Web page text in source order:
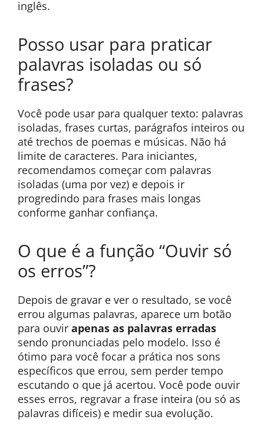
inglês.
Posso usar para praticar
palavras isoladas ou só
frases?
Você pode usar para qualquer texto: palavras
isoladas, frases curtas, parágrafos inteiros ou
até trechos de poemas e músicas. Não há
limite de caracteres. Para iniciantes,
recomendamos começar com palavras
isoladas (uma por vez) e depois ir
progredindo para frases mais longas
conforme ganhar confiança.
O que é a função “Ouvir só
os erros”?
Depois de gravar e ver o resultado, se você
errou algumas palavras, aparece um botão
para ouvir apenas as palavras erradas
sendo pronunciadas pelo modelo. Isso é
ótimo para você focar a prática nos sons
específicos que errou, sem perder tempo
escutando o que já acertou. Você pode ouvir
esses erros, regravar a frase inteira (ou só as
palavras difíceis) e medir sua evolução.